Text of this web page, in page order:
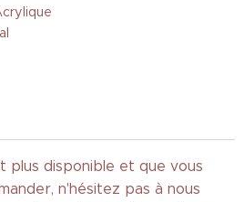
plus disponible et que vous
n'hésitez pas à nous